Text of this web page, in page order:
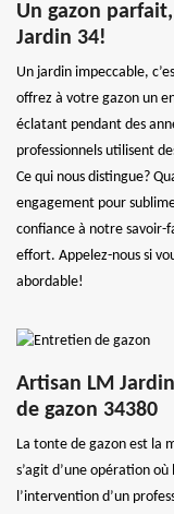
Un gazon
Jardin 34!
Un jardin impeccable,
offrez à votre gazon un
éclatant pendant des
professionnels utilisent
Ce qui nous distingue?
engagement pour
confiance à notre savoir-
effort. Appelez-nous si
abordable!
Artisan LM
de gazon 34380
La tonte de gazon est la
s’agit d’une opération
l’intervention d’un